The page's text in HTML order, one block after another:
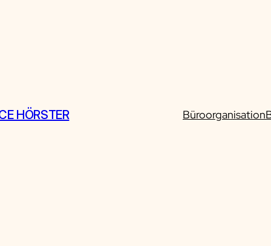
HÖRSTER Büroorganisation